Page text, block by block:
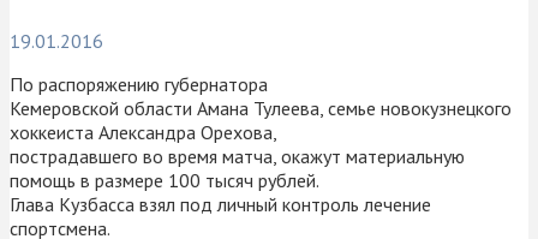
19.01.2016
По распоряжению губернатора
Кемеровской области Амана Тулеева, семье новокузнецкого
хоккеиста Александра Орехова
пострадавшего во время матча, окажут материальную
помощь в размере 100 тысяч рублей.
Глава Кузбасса взял под личный контроль лечение
спортсмена.